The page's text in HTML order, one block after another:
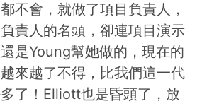
不會，就做了項目負責人，
責人的名頭，卻連項目演示
是Young幫她做的，現在的
來越了不得，比我們這一代
了！Elliott也是昏頭了，放